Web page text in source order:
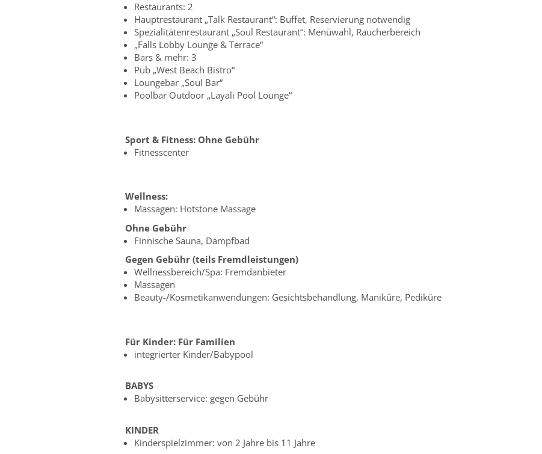
Restaurants: 2
Hauptrestaurant „Talk Restaurant“: Buffet, Reservierung notwendig
Spezialitätenrestaurant „Soul Restaurant“: Menüwahl, Raucherbereich
„Falls Lobby Lounge & Terrace“
Bars & mehr: 3
Pub „West Beach Bistro“
Loungebar „Soul Bar“
Poolbar Outdoor „Layali Pool Lounge“
Sport & Fitness: Ohne Gebühr
Fitnesscenter
Wellness:
Massagen: Hotstone Massage
Ohne Gebühr
Finnische Sauna, Dampfbad
Gegen Gebühr (teils Fremdleistungen)
Wellnessbereich/Spa: Fremdanbieter
Massagen
Beauty-/Kosmetikanwendungen: Gesichtsbehandlung, Maniküre, Pediküre
Für Kinder: Für Familien
integrierter Kinder/Babypool
BABYS
Babysitterservice: gegen Gebühr
KINDER
Kinderspielzimmer: von 2 Jahre bis 11 Jahre